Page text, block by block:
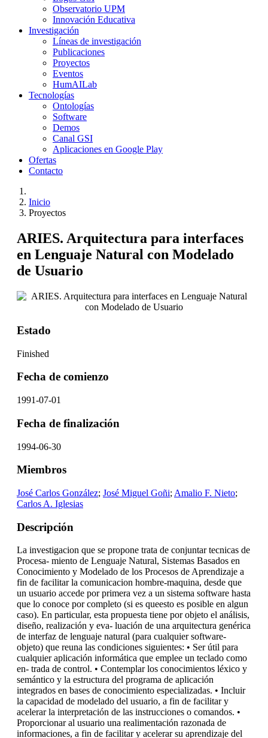
Observatorio UPM
Innovación Educativa
Investigación
Líneas de investigación
Publicaciones
Proyectos
Eventos
HumAILab
Tecnologías
Ontologías
Software
Demos
Canal GSI
Aplicaciones en Google Play
Ofertas
Contacto
Inicio
Proyectos
ARIES. Arquitectura para interfaces
en Lenguaje Natural con Modelado
de Usuario
Estado
Finished
Fecha de comienzo
1991-07-01
Fecha de finalización
1994-06-30
Miembros
José Carlos González; José Miguel Goñi; Amalio F. Nieto;
Carlos A. Iglesias
Descripción
La investigacion que se propone trata de conjuntar tecnicas de
Procesa- miento de Lenguaje Natural, Sistemas Basados en
Conocimiento y Modelado de los Procesos de Aprendizaje a
fin de facilitar la comunicacion hombre-maquina, desde que
un usuario accede por primera vez a un sistema software hasta
que lo conoce por completo (si es queesto es posible en algun
caso). En particular, esta propuesta tiene por objeto el análisis,
diseño, realización y eva- luación de una arquitectura genérica
de interfaz de lenguaje natural (para cualquier software-
objeto) que reuna las condiciones siguientes: • Ser útil para
cualquier aplicación informática que emplee un teclado como
en- trada de control. • Contemplar los conocimientos léxico y
semántico y la estructura del programa de aplicación
integrados en bases de conocimiento especializadas. • Incluir
la capacidad de modelado del usuario, a fin de facilitar y
acelerar la interpretación de las instrucciones o comandos. •
Proporcionar al usuario una realimentación razonada de
informaciones, a fin de facilitar y acelerar su aprendizaje del